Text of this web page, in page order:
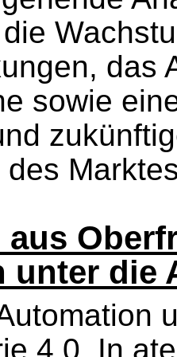
das
sowie
unter die
4.0. In